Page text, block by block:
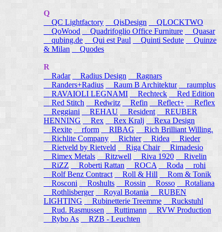
Q
QC Lightfactory
QisDesign
QLOCKTWO
QoWood Quadrifoglio Office Furniture
Quasar
qubing.de
Qui est Paul Quinti Sedute
Quinze
& Milan
Quodes
R
Radar
Radius Design
Ragnars
Randers+Radius
Raum B Architektur raumplus
RAVAIOLI LEGNAMI
Rechteck
Red Edition
Red Stitch
Redwitz Refin Reflect+
Reflex
Reggiani
REHAU Resident
REUBER
HENNING
Rex Rex Kralj
Rexa Design
Rexite
rform RIBAG
Rich Brilliant Willing.
Richlite Company
Richter Ridea
Rieder
Rietveld by Rietveld
Riga Chair
Rimadesio
Rimex Metals
Ritzwell Riva 1920
Rivelin
RiZZ
Roberti Rattan ROCA Roda
rohi
Rolf Benz Contract
Roll & Hill
Rom & Tonik
Rosconi Roshults Rossin Rosso
Rotaliana
Rothlisberger
Royal Botania
RUBEN
LIGHTING
Rubinetterie Treemme
Ruckstuhl
Rud. Rasmussen
Ruttimann
RVW Production
Rybo As
RZB - Leuchten